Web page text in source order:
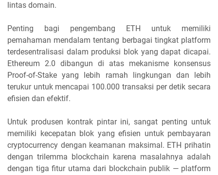
lintas domain.
Penting bagi pengembang ETH untuk memiliki
pemahaman mendalam tentang berbagai tingkat platform
terdesentralisasi dalam produksi blok yang dapat dicapai.
Ethereum 2.0 dibangun di atas mekanisme konsensus
Proof-of-Stake yang lebih ramah lingkungan dan lebih
terukur untuk mencapai 100.000 transaksi per detik secara
efisien dan efektif.
Untuk produsen kontrak pintar ini, sangat penting untuk
memiliki kecepatan blok yang efisien untuk pembayaran
cryptocurrency dengan keamanan maksimal. ETH prihatin
dengan trilemma blockchain karena masalahnya adalah
dengan tiga fitur utama dari blockchain publik — platform